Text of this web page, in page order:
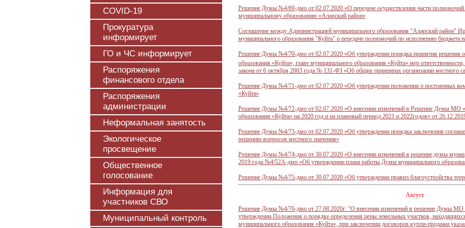
COVID-19
Прокуратура
информирует
ГО и ЧС информирует
Распоряжения
финансового отдела
Распоряжения
администрации
Неформальная занятость
Экологическое
просвещение
Общественное
голосование
Информация для
участников СВО
Муниципальный контроль
Решение Думы №4/69-дмо от 02.07.2020 «О передаче осуществления части
муниципальному образованию «Аларский район»
Соглашение между Администрацией муниципального образования "Аларский район"
муниципального образования "Куйта" о передаче полномочий по исполнению бюджета
Решение Думы №4/70-дмо от 02.07.2020 «Об утверждении порядка принятия решения
образования «Куйта», главе муниципального образования «Куйта» мер
закона от 6 октября 2003 года № 131-ФЗ «Об общих принципах организации местного
Решение Думы №4/71-дмо от 02.07.2020 «Об утверждении положения о постоянных
«Куйта»
Решение Думы №4/72-дмо от 02.07.2020 «О внесении изменений в Решение Думы МО
образования «Куйта» на 2020 год и на плановый период 2021 и 2022годов» от
Решение Думы №4/73-дмо от 02.07.2020 «Об утверждении порядка заключения
решению вопросов местного значения»
Решение Думы №4/74-дмо от 30.07.2020 «О внесении изменений в решение думы
2019 года №4/52А-дмо «Об утверждении плана работы Думы муниципального
Решение Думы №4/75-дмо от 30.07.2020 «Об утверждении правил благоустройства
Август
Решение Думы №4/76-дмо от 27.08.2020г. "О внесении изменений в решение Думы
утверждении Положения о порядке определения цены земельных участков,
муниципального образования «Куйта», при заключении договоров купли-продажи